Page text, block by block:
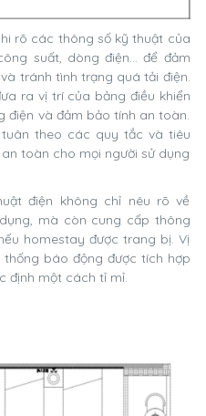
rõ các thông số kỹ thuật của
suất, dòng điện… để đảm
tránh tình trạng quá tải điện.
ra vị trí của bảng điều khiển
điện và đảm bảo tính an toàn.
theo các quy tắc và tiêu
toàn cho mọi người sử dụng
điện không chỉ nêu rõ về
mà còn cung cấp thông
homestay được trang bị. Vị
báo động được tích hợp
định một cách tỉ mỉ.